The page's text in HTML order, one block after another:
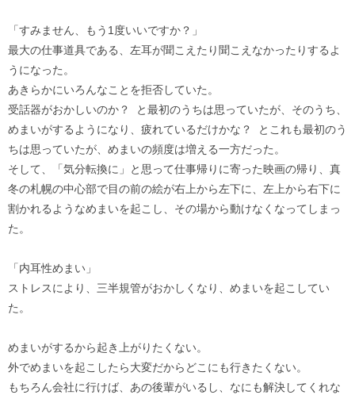
「すみません、もう1度いいですか？」
最大の仕事道具である、左耳が聞こえたり聞こえなかったりするよ
うになった。
あきらかにいろんなことを拒否していた。
受話器がおかしいのか？ と最初のうちは思っていたが、そのうち、
めまいがするようになり、疲れているだけかな？ とこれも最初のう
ちは思っていたが、めまいの頻度は増える一方だった。
そして、「気分転換に」と思って仕事帰りに寄った映画の帰り、真
冬の札幌の中心部で目の前の絵が右上から左下に、左上から右下に
割かれるようなめまいを起こし、その場から動けなくなってしまっ
た。
「内耳性めまい」
ストレスにより、三半規管がおかしくなり、めまいを起こしてい
た。
めまいがするから起き上がりたくない。
外でめまいを起こしたら大変だからどこにも行きたくない。
もちろん会社に行けば、あの後輩がいるし、なにも解決してくれな